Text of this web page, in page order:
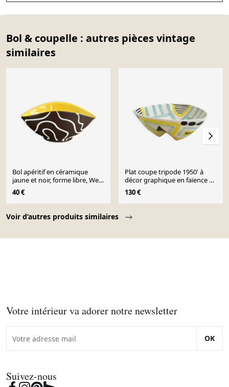
Bol & coupelle : autres pièces vintage
similaires
Voir d’autres produits similaires
Bol apéritif en céramique
jaune et noir, forme libre, West
Germany
40 €
Plat coupe tripode 1950' à
décor graphique en faïence de
Revernay
130 €
Votre intérieur va adorer notre newsletter
OK
Suivez-nous